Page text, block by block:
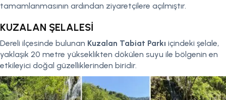
tamamlanmasının ardından ziyaretçilere açılmıştır.
KUZALAN ŞELALESİ
Dereli ilçesinde bulunan Kuzalan Tabiat Parkı içindeki şelale,
yaklaşık 20 metre yükseklikten dökülen suyu ile bölgenin en
etkileyici doğal güzelliklerinden biridir.